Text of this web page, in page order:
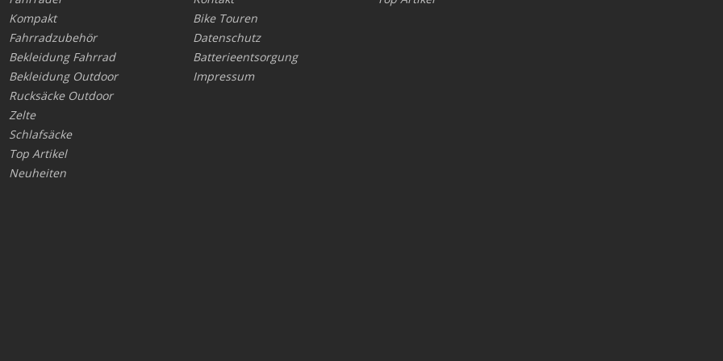
Kompakt
Fahrradzubehör
Bekleidung Fahrrad
Bekleidung Outdoor
Rucksäcke Outdoor
Zelte
Schlafsäcke
Top Artikel
Neuheiten
Bike Touren
Datenschutz
Batterieentsorgung
Impressum